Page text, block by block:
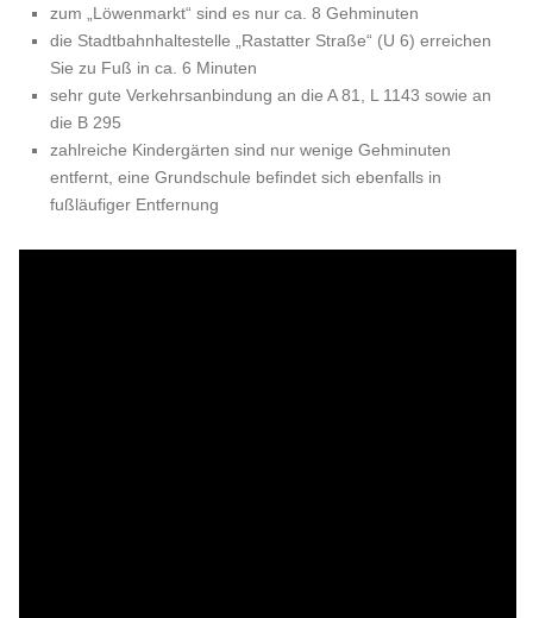
zum „Löwenmarkt“ sind es nur ca. 8 Gehminuten
die Stadtbahnhaltestelle „Rastatter Straße“ (U 6) erreichen
Sie zu Fuß in ca. 6 Minuten
sehr gute Verkehrsanbindung an die A 81, L 1143 sowie an
die B 295
zahlreiche Kindergärten sind nur wenige Gehminuten
entfernt, eine Grundschule befindet sich ebenfalls in
fußläufiger Entfernung